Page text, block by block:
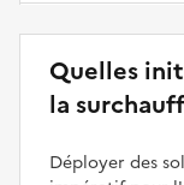
Quelles
la
Déployer des